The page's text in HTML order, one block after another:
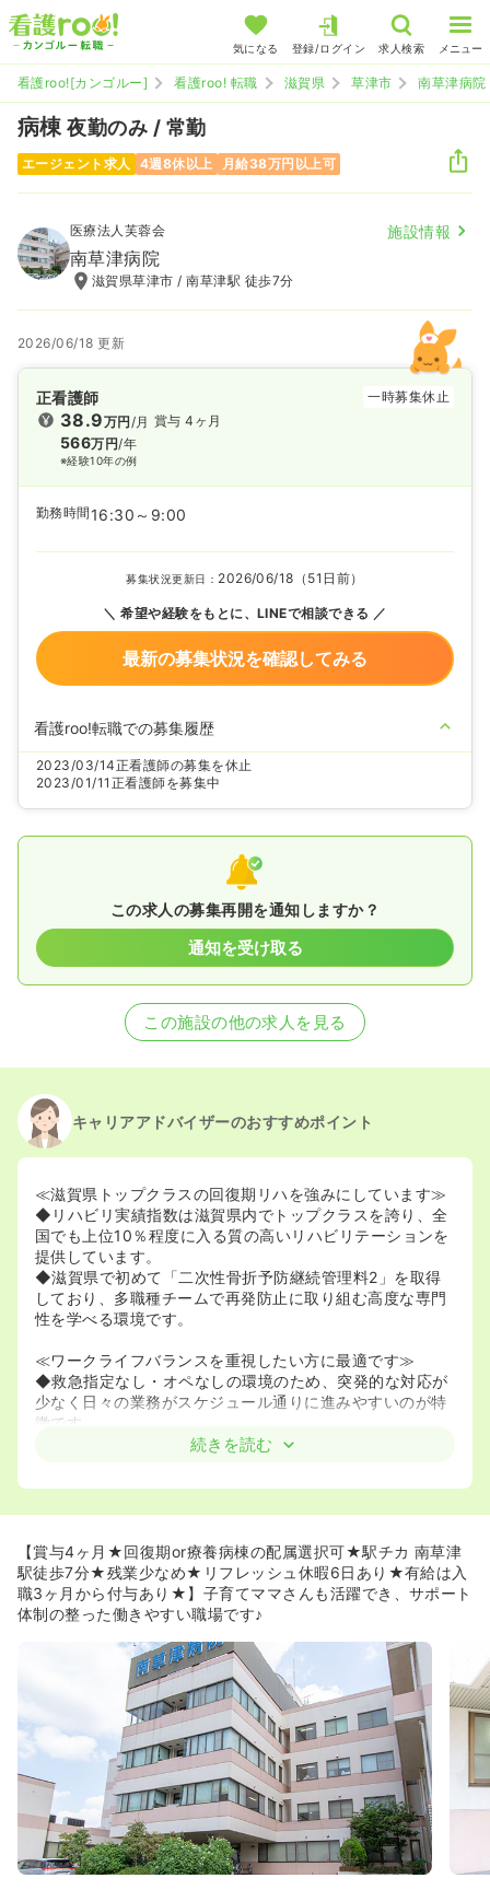
気になる 登録/ログイン 求人検索 メニュー
看護roo![カンゴルー] 看護roo! 転職 滋賀県 草津市 南草津病院
病棟夜勤のみ / 常勤
エージェント求人 4週8休以上 月給38万円以上可
医療法人芙蓉会 施設情報
南草津病院
滋賀県草津市 / 南草津駅 徒歩7分
2026/06/18 更新
正看護師 一時募集休止
38.9万円/月
566万円/年
※経験10年の例
賞与 4ヶ月
勤務時間 16:30～9:00
募集状況更新日： 2026/06/18（51日前）
希望や経験をもとに、LINEで相談できる
最新の募集状況を確認してみる
看護roo!転職での募集履歴
2023/03/14正看護師の募集を休止
2023/01/11 正看護師を募集中
この求人の募集再開を通知しますか？
通知を受け取る
この施設の他の求人を見る
キャリアアドバイザーのおすすめポイント
≪滋賀県トップクラスの回復期リハを強みにしています≫
◆リハビリ実績指数は滋賀県内でトップクラスを誇り、全
国でも上位10％程度に入る質の高いリハビリテーションを
提供しています。
◆滋賀県で初めて「二次性骨折予防継続管理料2」を取得
しており、多職種チームで再発防止に取り組む高度な専門
性を学べる環境です。
≪ワークライフバランスを重視したい方に最適です≫
◆救急指定なし・オペなしの環境のため、突発的な対応が
少なく日々の業務がスケジュール通りに進みやすいのが特
徴です。
◆残業は月平均5時間以内と非常に少なく、仕事終わりの
できます！
◆全看護師の58％が子育て中であり、お子様の行事や急な
発熱時もお互いにフォローし合う「お互い様精神」が根付
いています。
◆産休・育休の取得実績が豊富なだけでなく、男性の育児
に対応可能です！
≪温かな人間関係と明るい雰囲気が自慢です≫
◆入職者からは「人間関係が非常に良い」という声が多
く、先輩スタッフが丁寧に声をかけてくれるため中途入職
の方も馴染みやすい環境です。
◆スタッフ間では笑顔や会話が多く、職種を問わず多職種
で連携しながら明るい雰囲気の中で看護に取り組むことが
できます。
≪ゆとりを持って患者様と向き合えます≫
◆予定入院がメインのため急変リスクが低く、急性期治療
続きを読む
【賞与4ヶ月★回復期or療養病棟の配属選択可★駅チカ 南草津
駅徒歩7分★残業少なめ★リフレッシュ休暇6日あり★有給は入
職3ヶ月から付与あり★】子育てママさんも活躍でき、サポート
体制の整った働きやすい職場です♪